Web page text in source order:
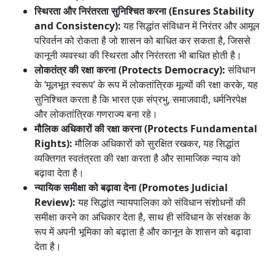
स्थिरता और निरंतरता सुनिश्चित करना (Ensures Stability
and Consistency):यह सिद्धांत संविधान में निरंतर और आमूल
परिवर्तन को रोकता है जो शासन को बाधित कर सकता है, जिससे
कानूनी व्यवस्था की स्थिरता और निरंतरता भी बाधित होती है।
लोकतंत्र की रक्षा करना (Protects Democracy):संविधान
के ‘मूलभूत स्वरूप’ के रूप में लोकतांत्रिक मूल्यों की रक्षा करके, यह
सुनिश्चित करता है कि भारत एक संप्रभु, समाजवादी, धर्मनिरपेक्ष
और लोकतांत्रिक गणराज्य बना रहे।
मौलिक अधिकारों की रक्षा करना (Protects Fundamental
Rights):मौलिक अधिकारों को सुरक्षित रखकर, यह सिद्धांत
व्यक्तिगत स्वतंत्रता की रक्षा करता है और सामाजिक न्याय को
बढ़ावा देता है।
न्यायिक समीक्षा को बढ़ावा देना (Promotes Judicial
Review):यह सिद्धांत न्यायपालिका को संविधान संशोधनों की
समीक्षा करने का अधिकार देता है, साथ ही संविधान के संरक्षक के
रूप में अपनी भूमिका को बढ़ाता है और कानून के शासन को बढ़ावा
देता है।